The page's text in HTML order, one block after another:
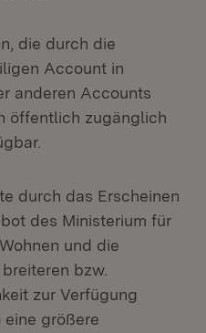
die durch die
Account in
anderen Accounts
öffentlich zugänglich
durch das Erscheinen
des Ministerium für
und die
bzw.
zur Verfügung
größere